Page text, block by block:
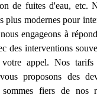
de fuites d'eau, etc.
plus modernes pour
engageons à
des interventions
appel. Nos tarifs
proposons des
sommes fiers de nos